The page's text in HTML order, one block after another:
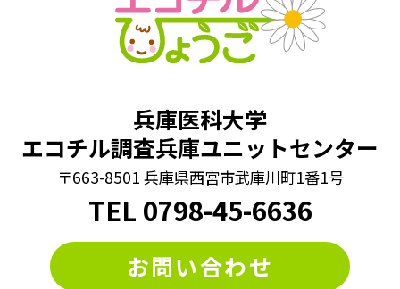
兵庫医科大学
エコチル調査兵庫ユニットセンター
〒663-8501 兵庫県西宮市武庫川町1番1号
TEL 0798-45-6636
お問い合わせ